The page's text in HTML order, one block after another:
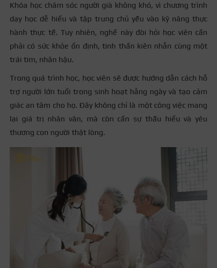
Khóa học chăm sóc người già không khó, vì chương trình
dạy học dễ hiểu và tập trung chủ yếu vào kỹ năng thực
hành thực tế. Tuy nhiên, nghề này đòi hỏi học viên cần
phải có sức khỏe ổn định, tinh thần kiên nhẫn cùng một
trái tim, nhân hậu.
Trong quá trình học, học viên sẽ được hướng dẫn cách hỗ
trợ người lớn tuổi trong sinh hoạt hằng ngày và tạo cảm
giác an tâm cho họ. Đây không chỉ là một công việc mang
lại giá trị nhân văn, mà còn cần sự thấu hiểu và yêu
thương con người thật lòng.